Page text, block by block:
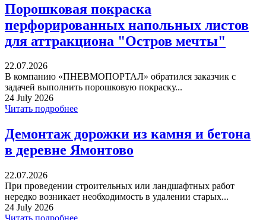
Порошковая покраска
перфорированных напольных листов
для аттракциона "Остров мечты"
22.07.2026
В компанию «ПНЕВМОПОРТАЛ» обратился заказчик с
задачей выполнить порошковую покраску...
24 July 2026
Читать подробнее
Демонтаж дорожки из камня и бетона
в деревне Ямонтово
22.07.2026
При проведении строительных или ландшафтных работ
нередко возникает необходимость в удалении старых...
24 July 2026